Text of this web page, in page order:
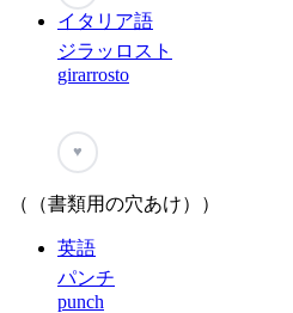
イタリア語
ジラッロスト
girarrosto
♥
（（書類用の穴あけ））
英語
パンチ
punch